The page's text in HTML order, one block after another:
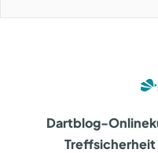
Dartblog-
Treffsicherheit